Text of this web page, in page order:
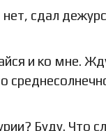
сдал
и ко мне.
Буду. Что